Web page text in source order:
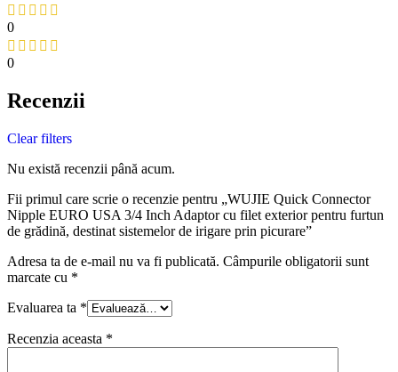
0
0
Recenzii
Clear filters
Nu există recenzii până acum.
Fii primul care scrie o recenzie pentru „WUJIE Quick Connector
Nipple EURO USA 3/4 Inch Adaptor cu filet exterior pentru furtun
de grădină, destinat sistemelor de irigare prin picurare”
Adresa ta de e-mail nu va fi publicată. Câmpurile obligatorii sunt
marcate cu *
Evaluarea ta *
Recenzia aceasta *